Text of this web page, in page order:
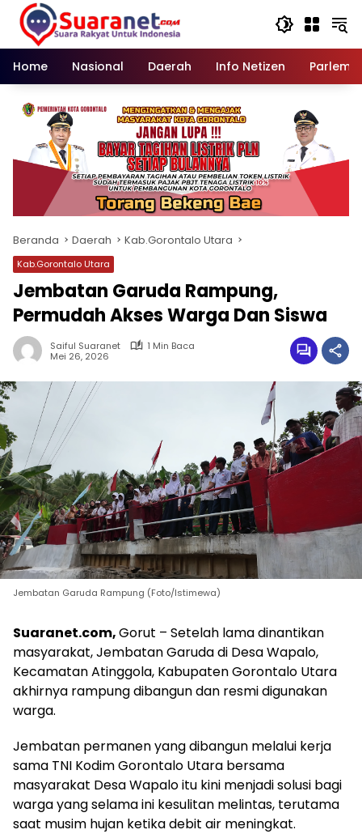
Langsung
konten
Home
Nasional Daerah Info Netizen
Beranda Daerah Kab.Gorontalo Utara
Kab.Gorontalo Utara
Jembatan Garuda Rampung,
Permudah Akses Warga Dan Siswa
Saiful Suaranet
1 Min Baca
Mei 26, 2026
Jembatan Garuda Rampung (Foto/Istimewa)
Suaranet.com,Gorut – Setelah lama dinantikan
masyarakat, Jembatan Garuda di Desa Wapalo,
Kecamatan Atinggola, Kabupaten Gorontalo Utara
akhirnya rampung dibangun dan resmi digunakan
warga.
Jembatan permanen yang dibangun melalui kerja
sama TNI Kodim Gorontalo Utara bersama
masyarakat Desa Wapalo itu kini menjadi solusi bagi
warga yang selama ini kesulitan melintas, terutama
saat musim hujan ketika debit air meningkat.